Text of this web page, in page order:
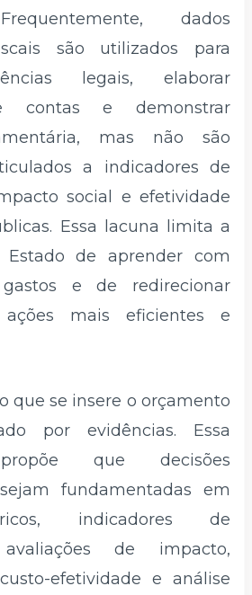
dados
são utilizados para
legais, elaborar
contas e demonstrar
mas não são
a indicadores de
social e efetividade
Essa lacuna limita a
Estado de aprender com
e de redirecionar
ações mais eficientes e
que se insere o orçamento
por evidências. Essa
que decisões
fundamentadas em
indicadores de
avaliações de impacto,
efetividade e análise